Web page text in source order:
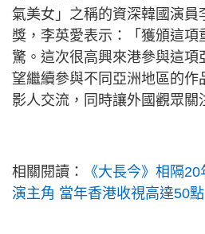
氣美女」之稱的資深韓國演員
獎，李英愛表示：「獲頒這項
驚。這次很高興來港參與這項
望繼續參與不同亞洲地區的作
影人交流，同時讓外國觀眾關
相關閱讀：
《大長今》相隔
演主角 當年香港收視高達50點